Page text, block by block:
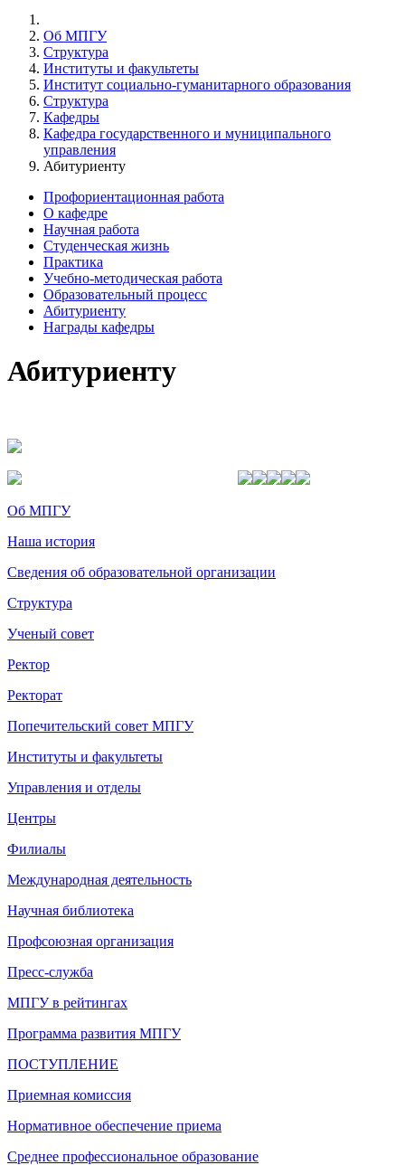
Об МПГУ
Структура
Институты и факультеты
Институт социально-гуманитарного образования
Структура
Кафедры
Кафедра государственного и муниципального
управления
Абитуриенту
Профориентационная работа
О кафедре
Научная работа
Студенческая жизнь
Практика
Учебно-методическая работа
Образовательный процесс
Абитуриенту
Награды кафедры
Абитуриенту
Об МПГУ
Наша история
Сведения об образовательной организации
Структура
Ученый совет
Ректор
Ректорат
Попечительский совет МПГУ
Институты и факультеты
Управления и отделы
Центры
Филиалы
Международная деятельность
Научная библиотека
Профсоюзная организация
Пресс-служба
МПГУ в рейтингах
Программа развития МПГУ
ПОСТУПЛЕНИЕ
Приемная комиссия
Нормативное обеспечение приема
Среднее профессиональное образование